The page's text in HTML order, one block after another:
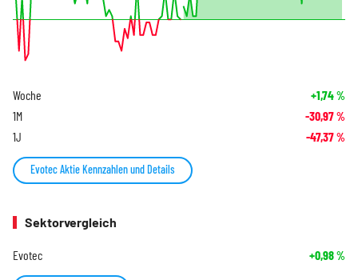
Woche +1,74%
1M -30,97%
1J -47,37%
Evotec Aktie Kennzahlen und Details
Sektorvergleich
Evotec +0,98%